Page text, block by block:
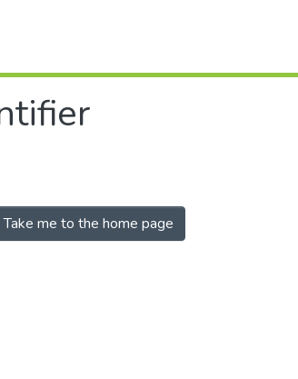
Take me to the home page